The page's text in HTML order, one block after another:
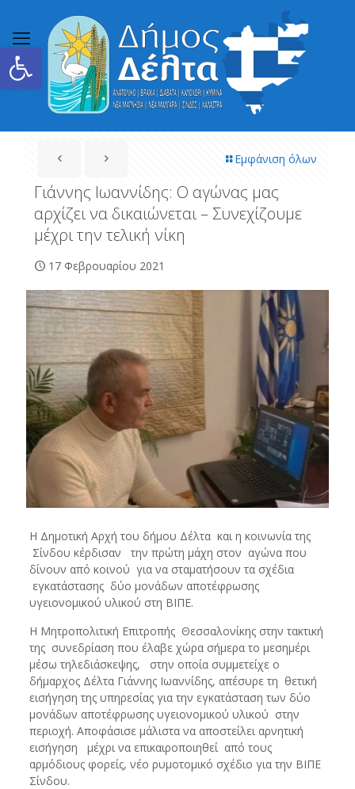
Ανοίξτε τη γραμμή εργαλείων
Εμφάνιση όλων
Γιάννης Ιωαννίδης: Ο αγώνας μας
αρχίζει να δικαιώνεται – Συνεχίζουμε
μέχρι την τελική νίκη
17 Φεβρουαρίου 2021
Η Δημοτική Αρχή του δήμου Δέλτα και η κοινωνία της
Σίνδου κέρδισαν την πρώτη μάχη στον αγώνα που
δίνουν από κοινού για να σταματήσουν τα σχέδια
εγκατάστασης δύο μονάδων αποτέφρωσης
υγειονομικού υλικού στη ΒΙΠΕ.
Η Μητροπολιτική Επιτροπής Θεσσαλονίκης στην τακτική
της συνεδρίαση που έλαβε χώρα σήμερα το μεσημέρι
μέσω τηλεδιάσκεψης, στην οποία συμμετείχε ο
δήμαρχος Δέλτα Γιάννης Ιωαννίδης, απέσυρε τη θετική
εισήγηση της υπηρεσίας για την εγκατάσταση των δύο
μονάδων αποτέφρωσης υγειονομικού υλικού στην
περιοχή. Αποφάσισε μάλιστα να αποστείλει αρνητική
εισήγηση μέχρι να επικαιροποιηθεί από τους
αρμόδιους φορείς, νέο ρυμοτομικό σχέδιο για την ΒΙΠΕ
Σίνδου.